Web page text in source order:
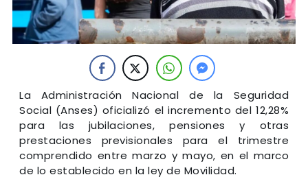
La Administración Nacional de la Seguridad
Social (Anses) oficializó el incremento del 12,28%
para las jubilaciones, pensiones y otras
prestaciones previsionales para el trimestre
comprendido entre marzo y mayo, en el marco
de lo establecido en la ley de Movilidad.